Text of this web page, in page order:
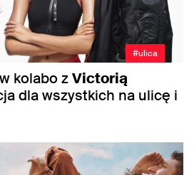
#ulica
kolabo zVictorią
dla wszystkich na ulicę i